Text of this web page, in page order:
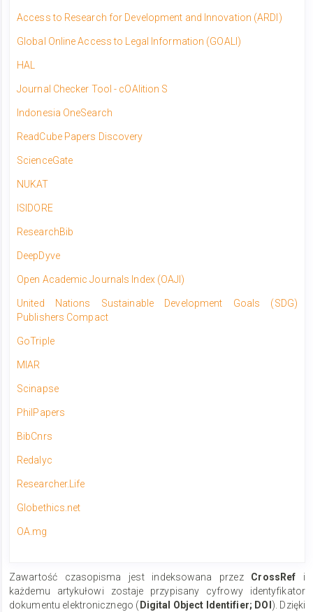
Access to Research for Development and Innovation (ARDI)
Global Online Access to Legal Information (GOALI)
HAL
Journal Checker Tool - cOAlition S
Indonesia OneSearch
ReadCube Papers Discovery
ScienceGate
NUKAT
ISIDORE
ResearchBib
DeepDyve
Open Academic Journals Index (OAJI)
United Nations Sustainable Development Goals (SDG)
Publishers Compact
GoTriple
MIAR
Scinapse
PhilPapers
BibCnrs
Redalyc
Researcher.Life
Globethics.net
​OA.mg
Zawartość czasopisma jest indeksowana przez CrossRef i
każdemu artykułowi zostaje przypisany cyfrowy identyfikator
dokumentu elektronicznego (Digital Object Identifier; DOI). Dzięki